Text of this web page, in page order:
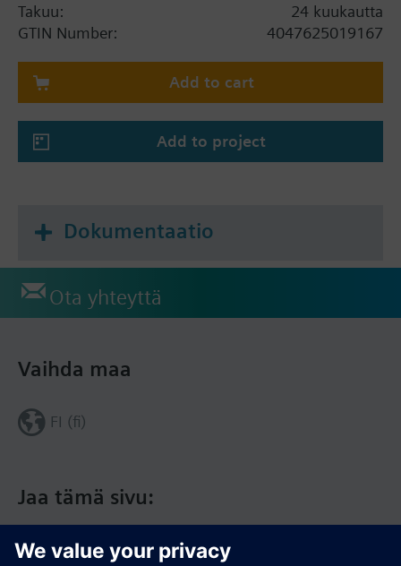
Takuu:
24 kuukautta
GTIN Number:
4047625019167
Add to cart
Add to project
Dokumentaatio
Ota yhteyttä
Jaa tämä sivu:
Vaihda maa
FI (fi)